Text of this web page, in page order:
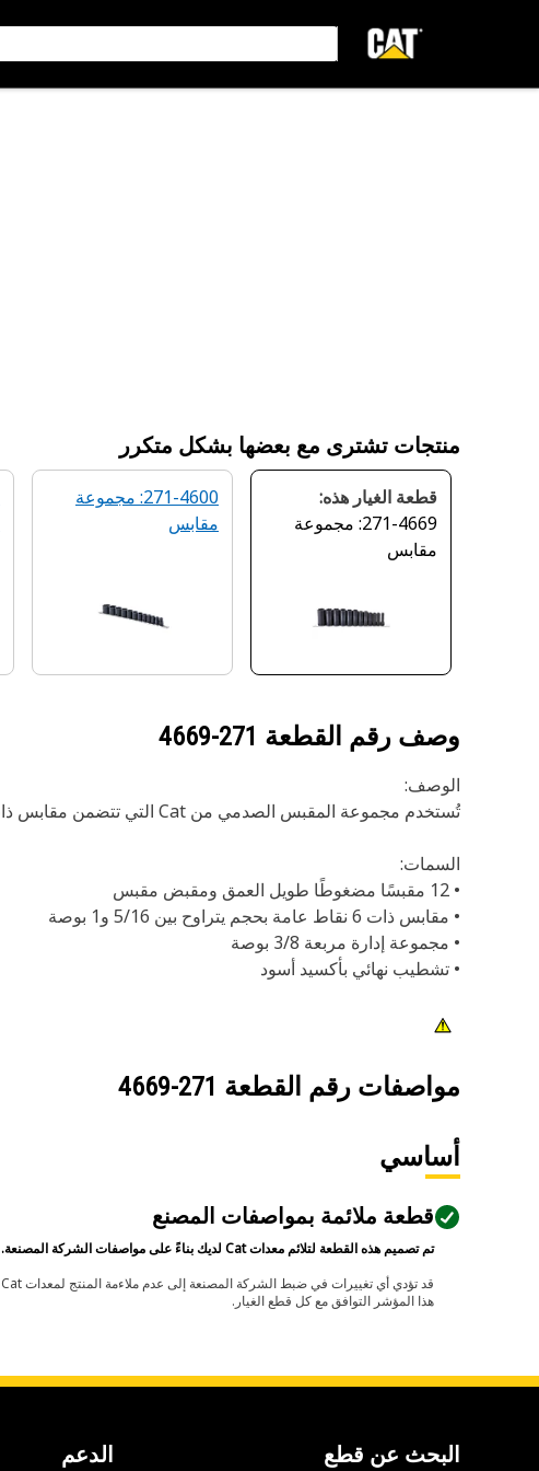
منتجات تشترى مع بعضها بشكل متكرر
قطعة الغيار هذه:
271-4669: مجموعة
مقابس
271-4600: مجموعة
مقابس
وصف رقم القطعة 271-4669
الوصف:
تُستخدم مجموعة المقبس الصدمي من Cat التي تتضمن مقابس ذات أحجام شائعة لإجراء عمليات الصيانة والضبط عالية السرعة باستخدام أدوات الطاقة.
السمات:
• 12 مقبسًا مضغوطًا طويل العمق ومقبض مقبس
• مقابس ذات 6 نقاط عامة بحجم يتراوح بين 5/16 و1 بوصة
• مجموعة إدارة مربعة 3/8 بوصة
• تشطيب نهائي بأكسيد أسود
مواصفات رقم القطعة 271-4669
أساسي
قطعة ملائمة بمواصفات المصنع
تم تصميم هذه القطعة لتلائم معدات Cat لديك بناءً على مواصفات الشركة المصنعة.
هذا المؤشر التوافق مع كل قطع الغيار.
البحث عن قطع الدعم